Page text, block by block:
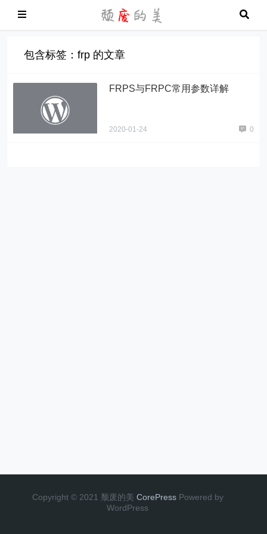
包含标签：frp 的文章
FRPS与FRPC常用参数详解
2020-01-24 0
Copyright © 2021 颓废的美 CorePress Powered by
WordPress